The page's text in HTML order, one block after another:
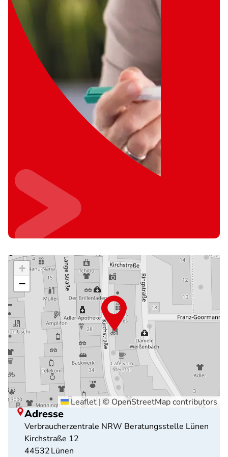
+
−
Leaflet | © OpenStreetMapcontributors
Adresse
Verbraucherzentrale NRW Beratungsstelle Lünen
Kirchstraße 12
44532Lünen